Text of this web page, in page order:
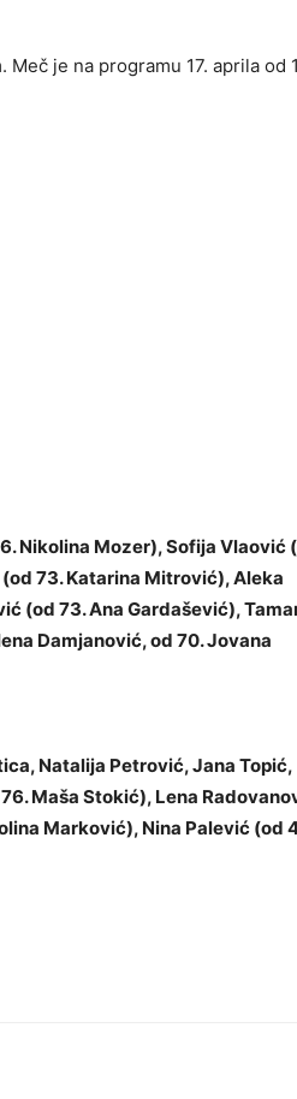
je na programu 17. aprila od
Nikolina Mozer), Sofija Vlaović (
od 73. Katarina Mitrović), Aleka
(od 73. Ana Gardašević),
Damjanović,od 70. Jovana
Natalija Petrović, Jana Topić,
76. Maša Stokić), Lena
Marković), Nina Palević (od